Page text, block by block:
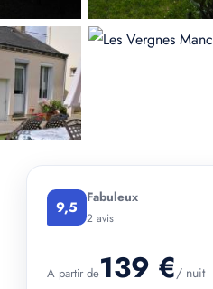
+ 2 photos
9,5 Fabuleux
2 avis
A partir de139 €/ nuit